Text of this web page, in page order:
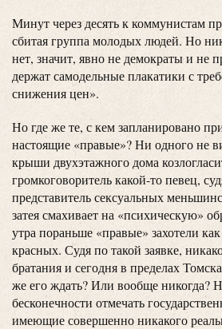
Минут через десять к коммунистам
сбитая группа молодых людей. Но
нет, значит, явно не демократы и не
держат самодельные плакатики с
снижения цен».
Но где же те, с кем запланировано
настоящие «правые»? Ни одного не
крыши двухэтажного дома
громкоговоритель какой-то певец,
представитель сексуальных
затея смахивает на «психическую»
утра пораньше «правые» захотели
красных. Судя по такой заявке,
братания и сегодня в пределах
же его ждать? Или вообще никогда?
бесконечности отмечать
имеющие совершенно никакого